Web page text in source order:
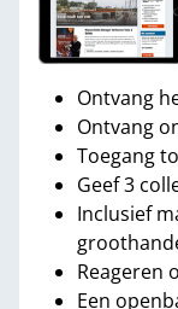
Ontvang
Ontvang
Toegang
Geef 3
Inclusief
Reageren
Een